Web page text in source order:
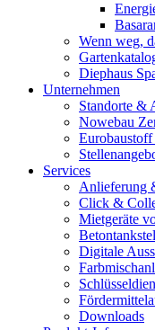
Wenn weg,
Diephaus
Unternehmen
Standorte &
Nowebau
Services
Anlieferung
Click &
Mietgeräte
Digitale
Downloads